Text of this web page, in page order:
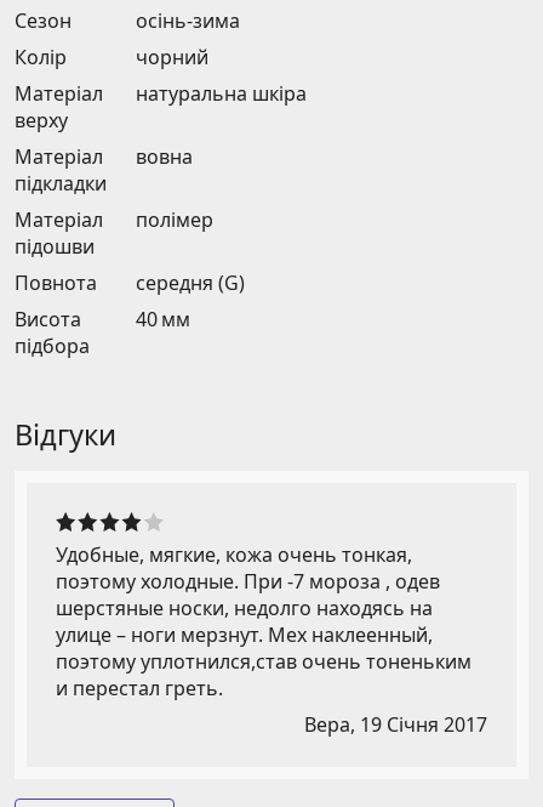
Сезон
осінь-зима
Колір
чорний
Матеріал
верху
натуральна шкіра
Матеріал
підкладки
вовна
Матеріал
підошви
полімер
Повнота
середня (G)
Висота
підбора
40 мм
Відгуки
Удобные, мягкие, кожа очень тонкая,
поэтому холодные. При -7 мороза , одев
шерстяные носки, недолго находясь на
улице – ноги мерзнут. Мех наклеенный,
поэтому уплотнился,став очень тоненьким
и перестал греть.
Вера, 19 Січня 2017